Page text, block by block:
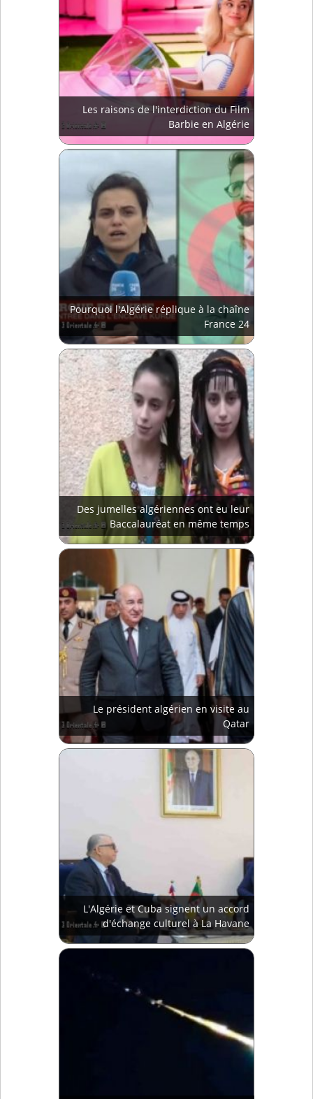
Les raisons de l'interdiction du Film
Barbie en Algérie
Pourquoi l'Algérie réplique à la chaîne
France 24
Des jumelles algériennes ont eu leur
Baccalauréat en même temps
Le président algérien en visite au
Qatar
L'Algérie et Cuba signent un accord
d'échange culturel à La Havane